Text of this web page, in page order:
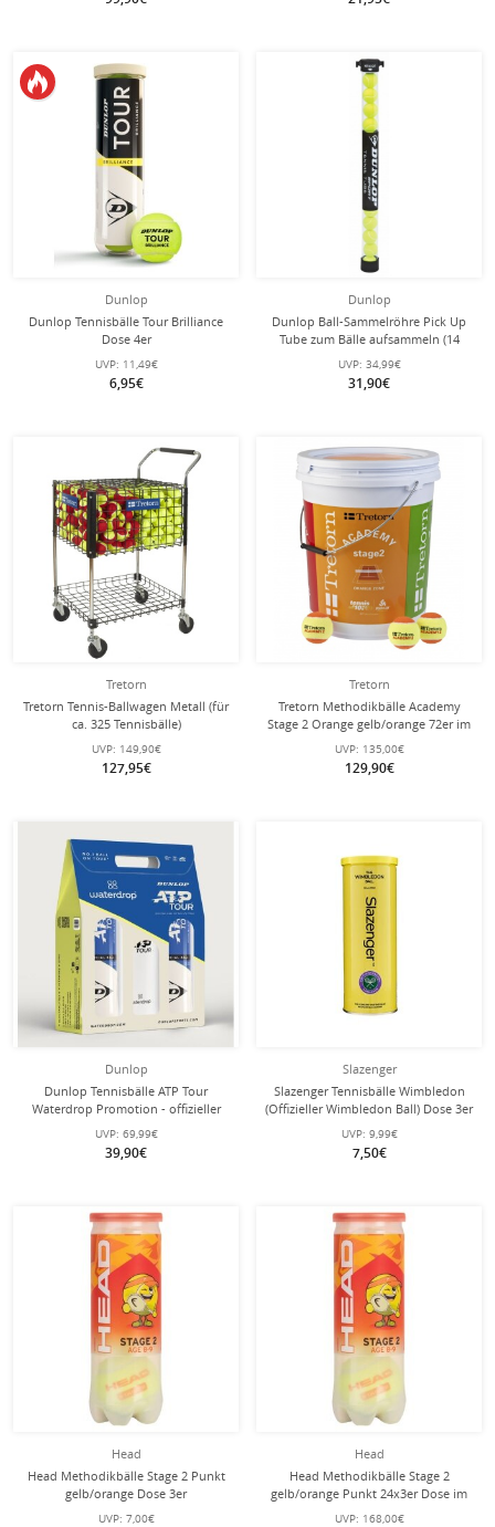
Dunlop
Dunlop Tennisbälle Tour Brilliance
Dose 4er
UVP: 11,49€
6,95€
Dunlop
Dunlop Ball-Sammelröhre Pick Up
Tube zum Bälle aufsammeln (14
Bälle)
UVP: 34,99€
31,90€
Tretorn
Tretorn Tennis-Ballwagen Metall (für
ca. 325 Tennisbälle)
UVP: 149,90€
127,95€
Tretorn
Tretorn Methodikbälle Academy
Stage 2 Orange gelb/orange 72er im
Eimer
UVP: 135,00€
129,90€
Dunlop
Dunlop Tennisbälle ATP Tour
Waterdrop Promotion - offizieller
Spielball auf der ATP Tour - Dose
2x4er
UVP: 69,99€
39,90€
Slazenger
Slazenger Tennisbälle Wimbledon
(Offizieller Wimbledon Ball) Dose 3er
UVP: 9,99€
7,50€
Head
Head Methodikbälle Stage 2 Punkt
gelb/orange Dose 3er
UVP: 7,00€
Head
Head Methodikbälle Stage 2
gelb/orange Punkt 24x3er Dose im
Karton
UVP: 168,00€